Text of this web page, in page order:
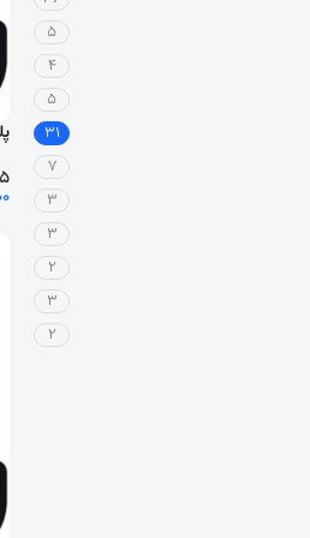
5
4
5
31
7
3
3
2
3
2